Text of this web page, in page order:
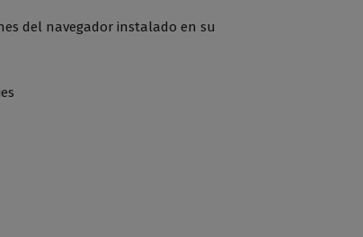
del navegador instalado en su